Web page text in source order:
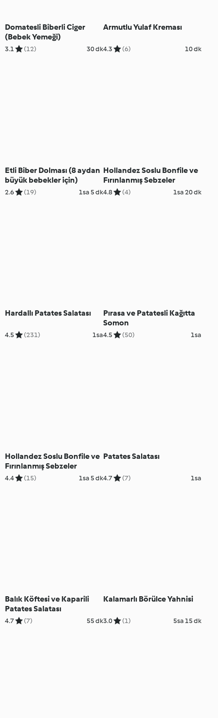
Domatesli Biberli Ciger
(Bebek Yemeği)
3.1 (12) 30 dk
Armutlu Yulaf Kreması
4.3 (6) 10 dk
Etli Biber Dolması (8 aydan
büyük bebekler için)
2.6 (19) 1sa 5 dk
Hollandez Soslu Bonfile ve
Fırınlanmış Sebzeler
4.8 (4) 1sa 20 dk
Hardallı Patates Salatası
4.5 (231) 1sa
Pırasa ve Patatesli Kağıtta
Somon
4.5 (50) 1sa
Hollandez Soslu Bonfile ve
Fırınlanmış Sebzeler
4.4 (15) 1sa 5 dk
Patates Salatası
4.7 (7) 1sa
Balık Köftesi ve Kaparili
Patates Salatası
4.7 (7) 55 dk
Kalamarlı Börülce Yahnisi
3.0 (1) 5sa 15 dk